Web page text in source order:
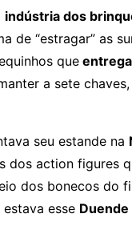
indústria dos
de “estragar” as
que
a sete
seu estande na
dos action figures
dos bonecos do
estava esse